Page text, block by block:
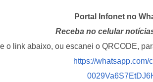
Portal Infonet no
Receba no celular
o link abaixo, ou escanei o QRCODE,
https://whatsapp.com/